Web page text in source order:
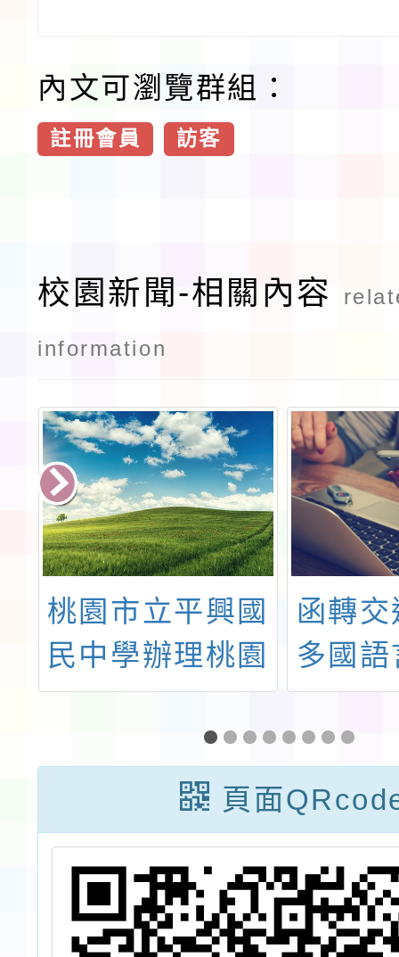
內文可瀏覽群組：
註冊會員 訪客
校園新聞-相關內容
information
桃園市立平興國
民中學辦理桃園
市115年度寒假
學生多元資優潛
能營「森之鍊金
術:解碼生態系
的綠色藍圖」活
動資訊
函轉
多國
宣（
文、
文、
文）
頁面